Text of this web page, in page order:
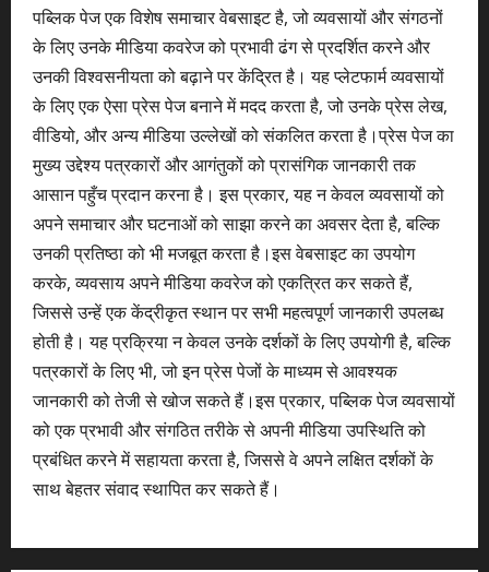
पब्लिक पेज एक विशेष समाचार वेबसाइट है, जो व्यवसायों और संगठनों
के लिए उनके मीडिया कवरेज को प्रभावी ढंग से प्रदर्शित करने और
उनकी विश्वसनीयता को बढ़ाने पर केंद्रित है। यह प्लेटफार्म व्यवसायों
के लिए एक ऐसा प्रेस पेज बनाने में मदद करता है, जो उनके प्रेस लेख,
वीडियो, और अन्य मीडिया उल्लेखों को संकलित करता है।प्रेस पेज का
मुख्य उद्देश्य पत्रकारों और आगंतुकों को प्रासंगिक जानकारी तक
आसान पहुँच प्रदान करना है। इस प्रकार, यह न केवल व्यवसायों को
अपने समाचार और घटनाओं को साझा करने का अवसर देता है, बल्कि
उनकी प्रतिष्ठा को भी मजबूत करता है।इस वेबसाइट का उपयोग
करके, व्यवसाय अपने मीडिया कवरेज को एकत्रित कर सकते हैं,
जिससे उन्हें एक केंद्रीकृत स्थान पर सभी महत्वपूर्ण जानकारी उपलब्ध
होती है। यह प्रक्रिया न केवल उनके दर्शकों के लिए उपयोगी है, बल्कि
पत्रकारों के लिए भी, जो इन प्रेस पेजों के माध्यम से आवश्यक
जानकारी को तेजी से खोज सकते हैं।इस प्रकार, पब्लिक पेज व्यवसायों
को एक प्रभावी और संगठित तरीके से अपनी मीडिया उपस्थिति को
प्रबंधित करने में सहायता करता है, जिससे वे अपने लक्षित दर्शकों के
साथ बेहतर संवाद स्थापित कर सकते हैं।